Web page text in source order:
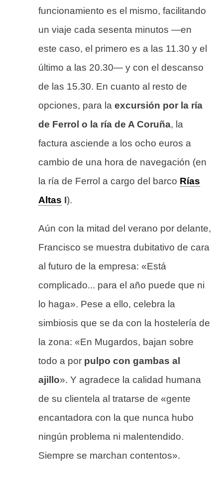
funcionamiento es el mismo, facilitando
un viaje cada sesenta minutos —en
este caso, el primero es a las 11.30 y el
último a las 20.30— y con el descanso
de las 15.30. En cuanto al resto de
opciones, para la excursión por la ría
de Ferrol o la ría de A Coruña, la
factura asciende a los ocho euros a
cambio de una hora de navegación (en
la ría de Ferrol a cargo del barco Rías
Altas I).
Aún con la mitad del verano por delante,
Francisco se muestra dubitativo de cara
al futuro de la empresa: «Está
complicado... para el año puede que ni
lo haga». Pese a ello, celebra la
simbiosis que se da con la hostelería de
la zona: «En Mugardos, bajan sobre
todo a porpulpo con gambas al
ajillo». Y agradece la calidad humana
de su clientela al tratarse de «gente
encantadora con la que nunca hubo
ningún problema ni malentendido.
Siempre se marchan contentos».